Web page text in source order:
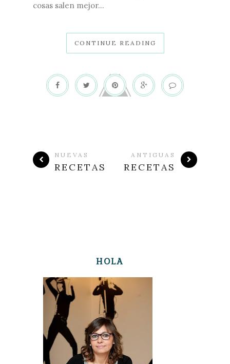
cosas salen mejor...
CONTINUE READING
NUEVAS
RECETAS
ANTIGUAS
RECETAS
HOLA